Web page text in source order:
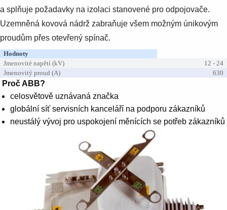
Suggestions
See more products
a splňuje požadavky na izolaci stanovené pro odpojovače.
Uzemněná kovová nádrž zabraňuje všem možným únikovým
proudům přes otevřený spínač.
Hodnoty
Jmenovité napětí (kV)
12 - 24
Jmenovitý proud (A)
630
Proč ABB?
celosvětově uznávaná značka
globální síť servisních kanceláří na podporu zákazníků
neustálý vývoj pro uspokojení měnících se potřeb zákazníků